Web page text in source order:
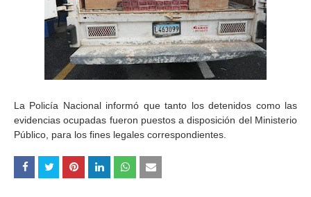
La Policía Nacional informó que tanto los detenidos como las
evidencias ocupadas fueron puestos a disposición del Ministerio
Público, para los fines legales correspondientes.